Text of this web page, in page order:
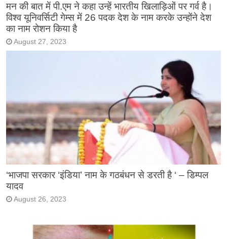
मन की बात में पी.एम ने कहा उन्हें भारतीय खिलाड़िओं पर गर्व है।
विश्व यूनिवर्सिटी गेम्स में 26 पदक देश के नाम करके उन्होंने देश
का नाम रोशन किया है
August 27, 2023
‘भाजपा सरकार ‘इंडिया’ नाम के गठबंधन से डरती है ‘ – डिम्पल
यादव
August 26, 2023